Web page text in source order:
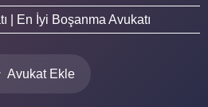
| En İyi Boşanma Avukatı
Avukat Ekle